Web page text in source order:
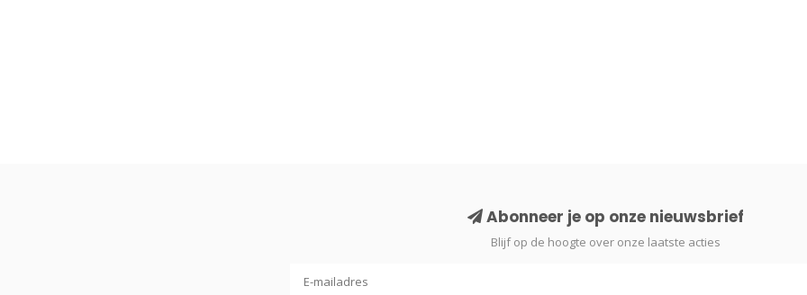
Abonneer je op onze nieuwsbrief
Blijf op de hoogte over onze laatste acties